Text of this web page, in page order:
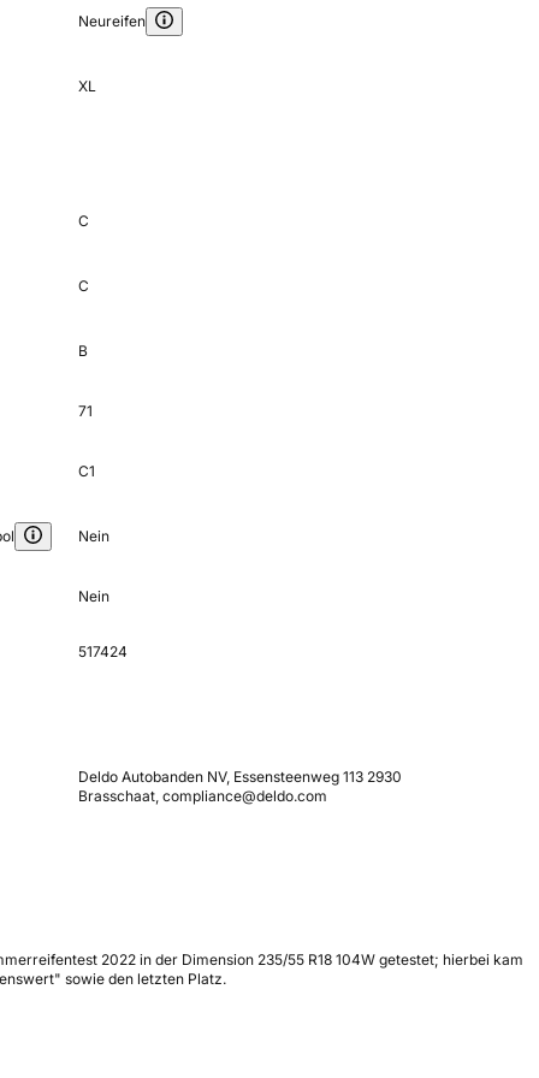
Neureifen
XL
C
C
B
71
C1
Nein
Nein
517424
Deldo Autobanden NV, Essensteenweg 113 2930
Brasschaat, compliance@deldo.com
2022 in der Dimension 235/55 R18 104W getestet; hierbei kam
sowie den letzten Platz.